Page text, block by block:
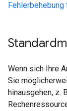
Wenn sich Ihre
Sie
hinausgehen, z.